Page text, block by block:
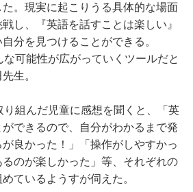
。現実に起こりうる具体的な場面
し、『英語を話すことは楽しい』
分を見つけることができる。
可能性が広がっていくツールだと
生。
組んだ児童に感想を聞くと、「英
できるので、自分がわかるまで発
良かった！」「操作がしやすかっ
のが楽しかった」等、それぞれの
ているようすが伺えた。